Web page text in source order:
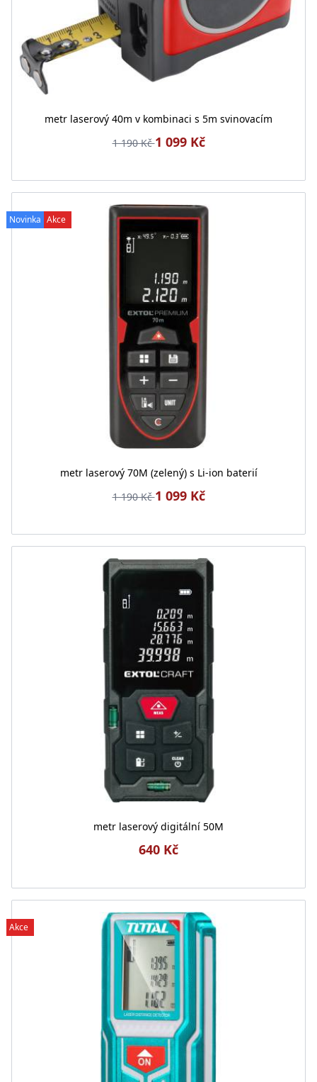
metr laserový 40m v kombinaci s 5m svinovacím
1 190 Kč1 099 Kč
Novinka Akce
metr laserový 70M (zelený) s Li-ion baterií
1 190 Kč1 099 Kč
metr laserový digitální 50M
640 Kč
Akce